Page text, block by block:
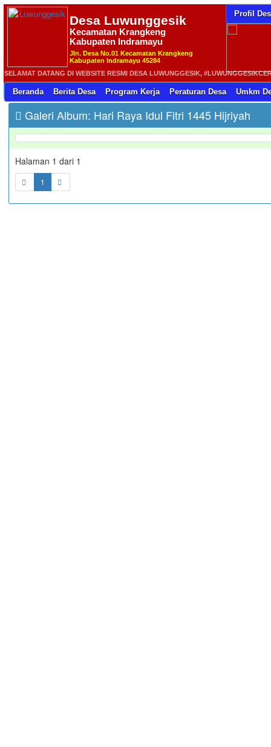
Profil
Desa Luwunggesik
Kecamatan Krangkeng
Kabupaten Indramayu
Jln. Desa No.01 Kecamatan Krangkeng
Kabupaten Indramayu 45284
SELAMAT DATANG DI WEBSITE RESMI DESA LUWUNGGESIK,
Beranda Berita Desa Program Kerja Peraturan Desa Umkm
Galeri Album: Hari Raya Idul Fitri 1445 Hijriyah
Halaman 1 dari 1
1